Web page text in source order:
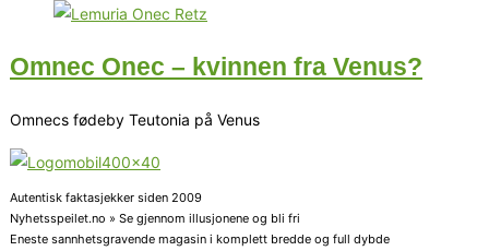
Omnec Onec – kvinnen fra Venus?
Omnecs fødeby Teutonia på Venus
Autentisk faktasjekker siden 2009
Nyhetsspeilet.no » Se gjennom illusjonene og bli fri
Eneste sannhetsgravende magasin i komplett bredde og full dybde